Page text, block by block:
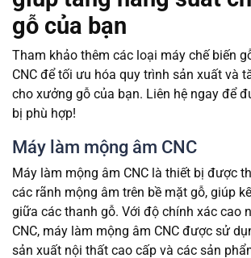
gỗ của bạn
Tham khảo thêm các loại máy chế biến
CNC để tối ưu hóa quy trình sản xuất và
cho xưởng gỗ của bạn. Liên hệ ngay để
bị phù hợp!
Máy làm mộng âm CNC
Máy làm mộng âm CNC là thiết bị được
các rãnh mộng âm trên bề mặt gỗ, giúp
giữa các thanh gỗ. Với độ chính xác cao
CNC, máy làm mộng âm CNC được sử
sản xuất nội thất cao cấp và các sản